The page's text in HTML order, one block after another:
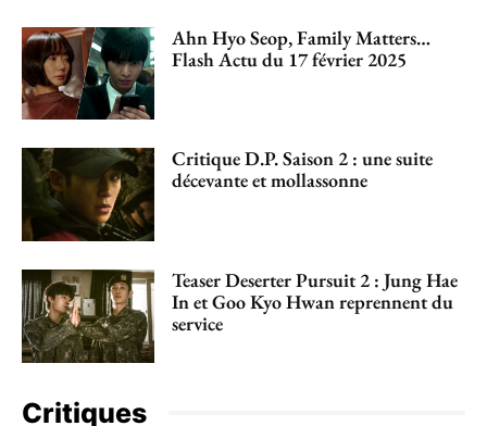
Ahn Hyo Seop, Family Matters…
Flash Actu du 17 février 2025
Critique D.P. Saison 2 : une suite
décevante et mollassonne
Teaser Deserter Pursuit 2 : Jung Hae
In et Goo Kyo Hwan reprennent du
service
Critiques